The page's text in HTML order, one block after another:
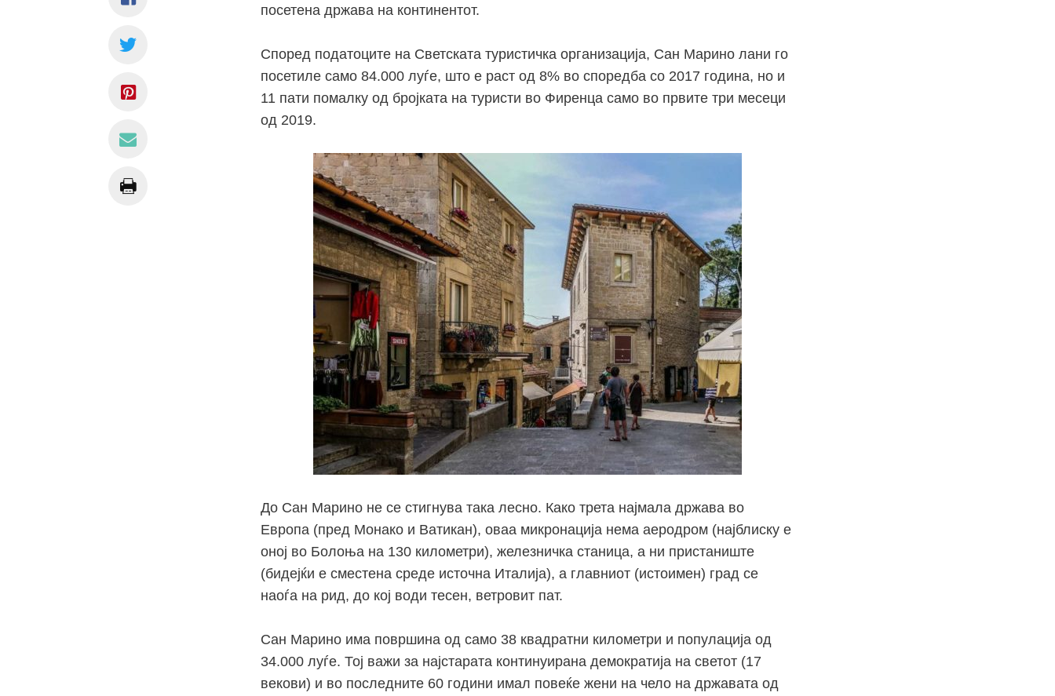
посетена држава на континентот.
Според податоците на Светската туристичка организација, Сан Марино лани го
посетиле само 84.000 луѓе, што е раст од 8% во споредба со 2017 година, но и
11 пати помалку од бројката на туристи во Фиренца само во првите три месеци
од 2019.
До Сан Марино не се стигнува така лесно. Како трета најмала држава во
Европа (пред Монако и Ватикан), оваа микронација нема аеродром (најблиску е
оној во Болоња на 130 километри), железничка станица, а ни пристаниште
(бидејќи е сместена среде источна Италија), а главниот (истоимен) град се
наоѓа на рид, до кој води тесен, ветровит пат.
Сан Марино има површина од само 38 квадратни километри и популација од
34.000 луѓе. Тој важи за најстарата континуирана демократија на светот (17
векови) и во последните 60 години имал повеќе жени на чело на државата од